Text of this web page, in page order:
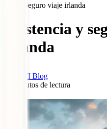
Seguro viaje irlanda
Asistencia y
Irlanda
IATI Blog
minutos de lectura